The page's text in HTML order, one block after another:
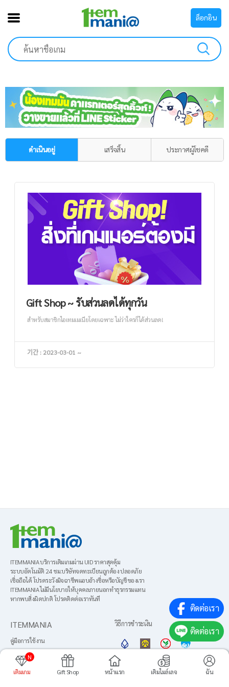
ล็อกอิน
ดำเนินอยู่ เสร็จสิ้น ประกาศผู้โชคดี
Gift Shop ~ รับส่วนลดได้ทุกวัน
สำหรับสมาชิกไอเทมเมเนียโดยเฉพาะ ไม่ว่าใครก็ได้ส่วนลด!
기간 : 2023-03-01 ~
ติดต่อเรา
ติดต่อเรา
ITEMMANIA บริการเติมเกมผ่าน UID ราคาสุดคุ้ม
ระบบอัตโนมัติ 24 ชม.บริษัทจดทะเบียนถูกต้อง ปลอดภัย
เชื่อถือได้ โปรดระวังมิจฉาชีพแอบอ้างชื่อหรือบัญชีของเรา
ITEMMANIA ไม่มีนโยบายให้บุคคลภายนอกทำธุรกรรมแทน
หากพบสิ่งผิดปกติ โปรดติดต่อเราทันที
ITEMMANIA
คู่มือการใช้งาน
About us
ข้อตกลงการใช้งาน
วิธีการชำระเงิน
N
เติมเกม
Gift Shop หน้าแรก เติมไมล์เลจ ฉัน